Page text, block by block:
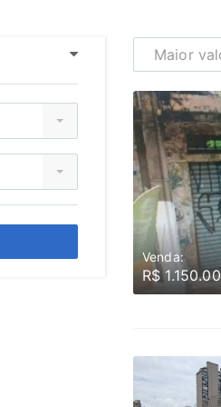
Maior
Venda:
R$